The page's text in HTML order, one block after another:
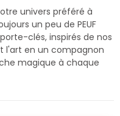
univers préféré à
un peu de PEUF
clés, inspirés de nos
l'art en un compagnon
magique à chaque